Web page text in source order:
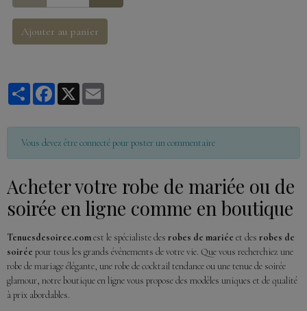
Ajouter au panier
PartagerFacebook
X
Vous devez être connecté pour poster un commentaire
Acheter votre robe de mariée ou de
soirée en ligne comme en boutique
Tenuesdesoiree.comest le spécialiste des robes de mariée et des robes de
soirée pour tous les grands évènements de votre vie. Que vous recherchiez une
robe de mariage élégante, une robe de cocktail tendance ou une tenue de soirée
glamour, notre boutique en ligne vous propose des modèles uniques et de qualité
à prix abordables.